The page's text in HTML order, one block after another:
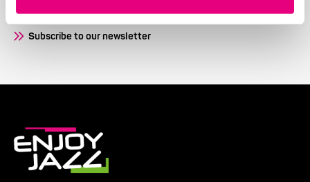
Receive the latest news regularly with our Enjoy Jazz.
Subscribe to our newsletter